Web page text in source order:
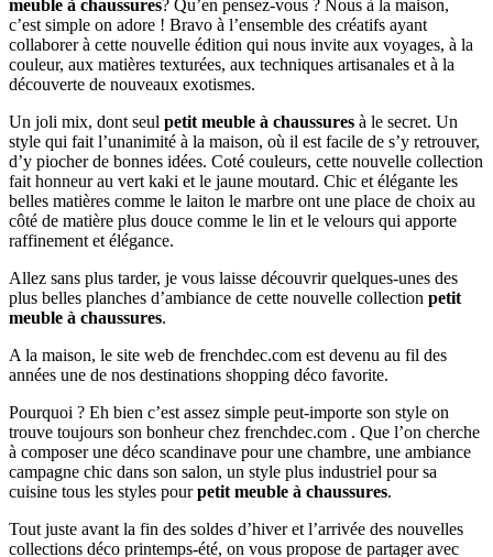
meuble à chaussures? Qu’en pensez-vous ? Nous à la maison,
c’est simple on adore ! Bravo à l’ensemble des créatifs ayant
collaborer à cette nouvelle édition qui nous invite aux voyages, à la
couleur, aux matières texturées, aux techniques artisanales et à la
découverte de nouveaux exotismes.
Un joli mix, dont seul petit meuble à chaussures à le secret. Un
style qui fait l’unanimité à la maison, où il est facile de s’y retrouver,
d’y piocher de bonnes idées. Coté couleurs, cette nouvelle collection
fait honneur au vert kaki et le jaune moutard. Chic et élégante les
belles matières comme le laiton le marbre ont une place de choix au
côté de matière plus douce comme le lin et le velours qui apporte
raffinement et élégance.
Allez sans plus tarder, je vous laisse découvrir quelques-unes des
plus belles planches d’ambiance de cette nouvelle collection petit
meuble à chaussures.
A la maison, le site web de frenchdec.com est devenu au fil des
années une de nos destinations shopping déco favorite.
Pourquoi ? Eh bien c’est assez simple peut-importe son style on
trouve toujours son bonheur chez frenchdec.com . Que l’on cherche
à composer une déco scandinave pour une chambre, une ambiance
campagne chic dans son salon, un style plus industriel pour sa
cuisine tous les styles pourpetit meuble à chaussures.
Tout juste avant la fin des soldes d’hiver et l’arrivée des nouvelles
collections déco printemps-été, on vous propose de partager avec